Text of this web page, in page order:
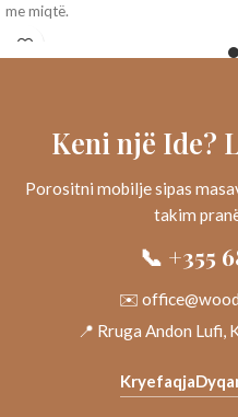
me miqtë.
Keni një Ide?
Porositni mobilje sipas
takim
📞 +355
✉️
📍 Rruga Andon Lufi,
Kryefaqja